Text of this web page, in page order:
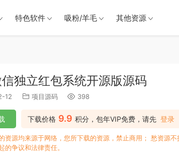
特色软件 吸粉/羊毛 其他资源
独立红包系统开源版源码
12 项目源码 398
下载价格 9.9 积分，包年VIP免费，请先 登录
资源均来源于网络，您所下载的资源，禁止商用； 愁资源
的争议和法律责任。